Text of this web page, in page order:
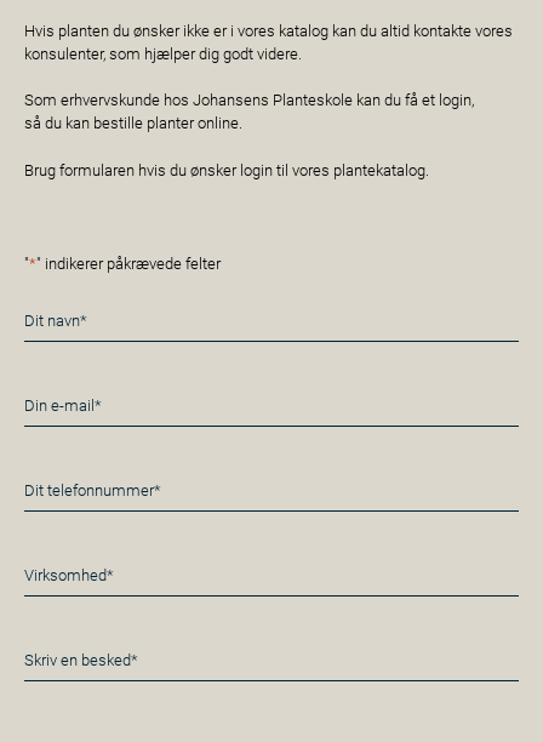
Hvis planten du ønsker ikke er i vores katalog kan du altid kontakte vores
konsulenter, som hjælper dig godt videre.
Som erhvervskunde hos Johansens Planteskole kan du få et login,
så du kan bestille planter online.
Brug formularen hvis du ønsker login til vores plantekatalog.
"*" indikerer påkrævede felter
Navn
*
E-
mail
Telefon
*
Virksomhed*
*
Besked
*